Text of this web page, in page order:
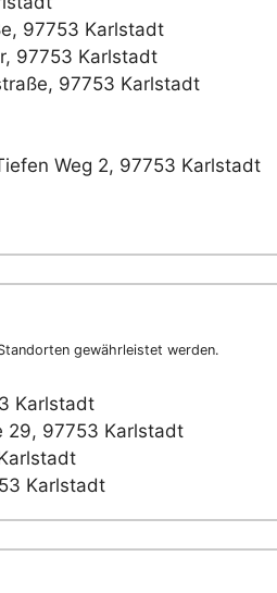
97753 Karlstadt
97753 Karlstadt
97753 Karlstadt
Weg 2, 97753 Karlstadt
gewährleistet werden.
Karlstadt
29, 97753 Karlstadt
Karlstadt